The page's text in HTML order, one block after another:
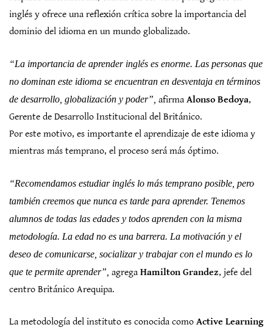
inglés y ofrece una reflexión crítica sobre la importancia del
dominio del idioma en un mundo globalizado.
“La importancia de aprender inglés es enorme. Las personas que
no dominan este idioma se encuentran en desventaja en términos
de desarrollo, globalización y poder”, afirma Alonso Bedoya,
Gerente de Desarrollo Institucional del Británico.
Por este motivo, es importante el aprendizaje de este idioma y
mientras más temprano, el proceso será más óptimo.
“Recomendamos estudiar inglés lo más temprano posible, pero
también creemos que nunca es tarde para aprender. Tenemos
alumnos de todas las edades y todos aprenden con la misma
metodología. La edad no es una barrera. La motivación y el
deseo de comunicarse, socializar y trabajar con el mundo es lo
que te permite aprender”, agrega Hamilton Grandez, jefe del
centro Británico Arequipa.
La metodología del instituto es conocida como Active Learning